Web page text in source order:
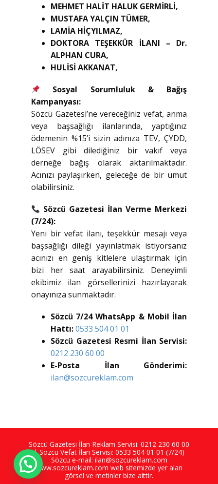
MEHMET HALİT HALUK GERMİRLİ,
MUSTAFA YALÇIN TÜMER,
LAMİA HİÇYILMAZ,
DOKTORA TEŞEKKÜR İLANI – Dr.
ALPHAN CURA,
HULİSİ AKKANAT,
Sosyal Sorumluluk & Bağış
Kampanyası:
Sözcü Gazetesi’ne vereceğiniz vefat, anma
veya başsağlığı ilanlarında, yaptığınız
ödemenin %15’i sizin adınıza TEV, ÇYDD,
LÖSEV gibi dilediğiniz bir vakıf veya
derneğe bağış olarak aktarılmaktadır.
Acınızı paylaşırken, geleceğe de bir umut
olabilirsiniz.
Sözcü Gazetesi İlan Verme Merkezi
(7/24):
Yeni bir vefat ilanı, teşekkür mesajı veya
başsağlığı dileği yayınlatmak istiyorsanız
acınızı en geniş kitlelere ulaştırmak için
bizi her saat arayabilirsiniz. Deneyimli
ekibimiz ilan görsellerinizi hazırlayarak
onayınıza sunmaktadır.
Sözcü 7/24 WhatsApp & Mobil İlan
Hattı:0533 504 01 01
Sözcü Gazetesi Resmi İlan Servisi:
0212 230 60 00
E-Posta İlan Gönderimi:
ilan@sozcureklam.com
Sözcü Gazetesi İlan Reklam Servisi: 0212 230 60 00
| Sözcü Vefat İlan Servisi: 0533 504 01 01 (7/24)
Sözcü e-mail: ilan@sozcureklam.com
www.sozcureklam.com web sitemizde yer alan
görsel ve metinler bize aittir.